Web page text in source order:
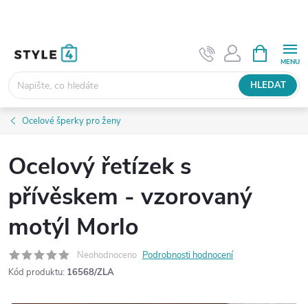
HLEDAT
NÁKUPNÍ
KOŠÍK
Ocelové šperky pro ženy
Ocelový řetízek s
přívěskem - vzorovaný
motýl Morlo
Neohodnoceno Podrobnosti hodnocení
Kód produktu: 16568/ZLA